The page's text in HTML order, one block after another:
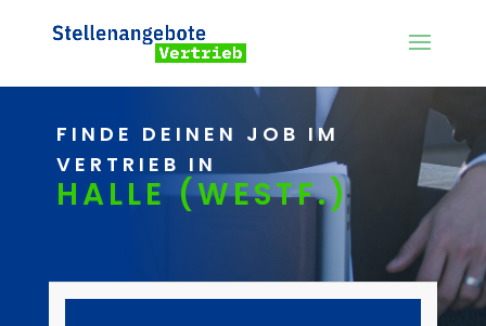
FINDE DEINEN JOB IM
VERTRIEB IN
HALLE (WESTF.)